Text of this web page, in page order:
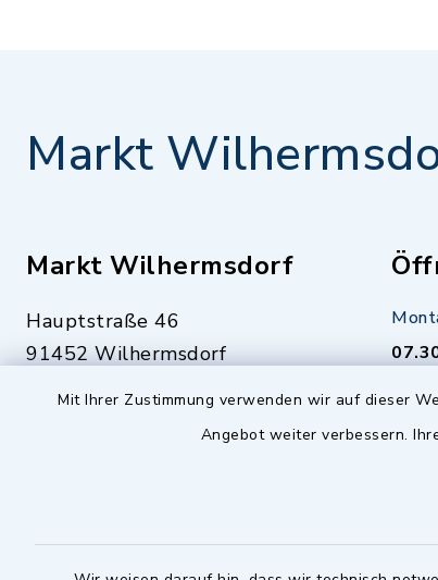
Mit Ihrer Zustimmung verwenden wir auf dieser
Angebot weiter verbessern.
Markt
Markt Wilhermsdorf
Hauptstraße 46
91452 Wilhermsdorf
09102 9958-0
09102 9958-111